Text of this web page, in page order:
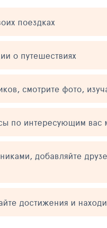
поездках
о путешествиях
смотрите фото,
по интересующим вас
добавляйте
достижения и